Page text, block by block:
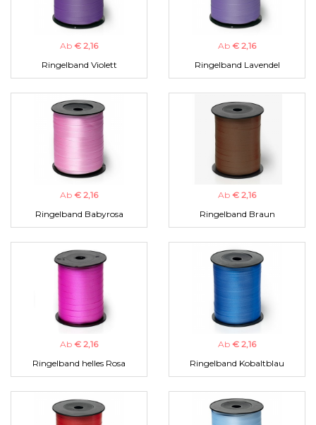
Ab € 2,16
Ringelband Violett
Ab € 2,16
Ringelband Lavendel
Ab € 2,16
Ringelband Babyrosa
Ab € 2,16
Ringelband Braun
Ab € 2,16
Ringelband helles Rosa
Ab € 2,16
Ringelband Kobaltblau